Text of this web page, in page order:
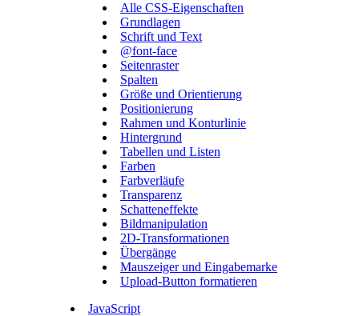
Alle CSS-Eigenschaften
Grundlagen
Schrift und Text
@font-face
Seitenraster
Spalten
Größe und Orientierung
Positionierung
Rahmen und Konturlinie
Hintergrund
Tabellen und Listen
Farben
Farbverläufe
Transparenz
Schatteneffekte
Bildmanipulation
2D-Transformationen
Übergänge
Mauszeiger und Eingabemarke
Upload-Button formatieren
JavaScript